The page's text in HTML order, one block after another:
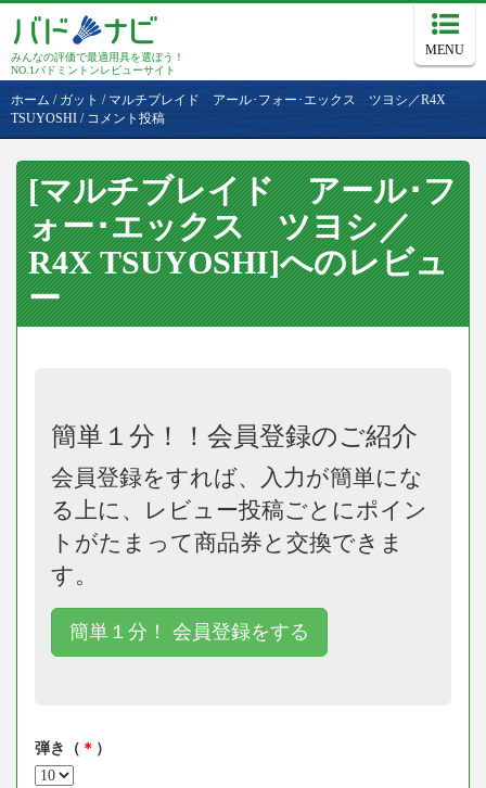
みんなの評価で最適用具を選ぼう！
NO.1バドミントンレビューサイト
MENU
ホーム / ガット / マルチブレイド アール･フォー･エックス ツヨシ／R4X
TSUYOSHI / コメント投稿
[マルチブレイド アール･フ
ォー･エックス ツヨシ／
R4X TSUYOSHI]へのレビュ
ー
簡単１分！！会員登録のご紹介
会員登録をすれば、入力が簡単にな
る上に、レビュー投稿ごとにポイン
トがたまって商品券と交換できま
す。
簡単１分！ 会員登録をする
弾き（ ＊ ）